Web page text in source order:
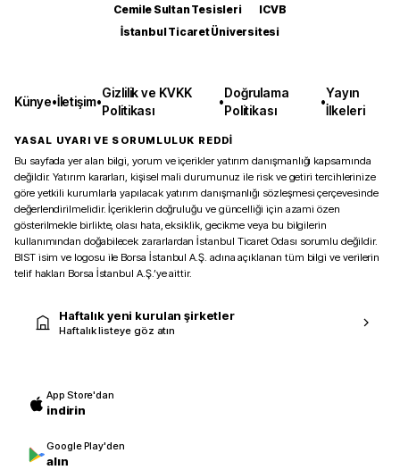
Cemile Sultan Tesisleri
ICVB
İstanbul Ticaret Üniversitesi
Künye•İletişim•
Gizlilik ve KVKK
Politikası
•
Doğrulama
Politikası
•
Yayın
İlkeleri
YASAL UYARI VE SORUMLULUK REDDİ
Bu sayfada yer alan bilgi, yorum ve içerikler yatırım danışmanlığı kapsamında
değildir. Yatırım kararları, kişisel mali durumunuz ile risk ve getiri tercihlerinize
göre yetkili kurumlarla yapılacak yatırım danışmanlığı sözleşmesi çerçevesinde
değerlendirilmelidir. İçeriklerin doğruluğu ve güncelliği için azami özen
gösterilmekle birlikte, olası hata, eksiklik, gecikme veya bu bilgilerin
kullanımından doğabilecek zararlardan İstanbul Ticaret Odası sorumlu değildir.
BIST isim ve logosu ile Borsa İstanbul A.Ş. adına açıklanan tüm bilgi ve verilerin
telif hakları Borsa İstanbul A.Ş.’ye aittir.
Haftalık yeni kurulan şirketler
Haftalık listeye göz atın
App Store'dan
indirin
Google Play'den
alın